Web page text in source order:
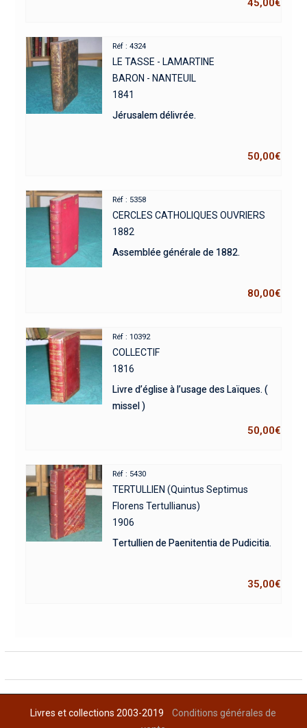
45,00€
Réf : 4324
LE TASSE - LAMARTINE
BARON - NANTEUIL
1841
Jérusalem délivrée.
50,00€
Réf : 5358
CERCLES CATHOLIQUES OUVRIERS
1882
Assemblée générale de 1882.
80,00€
Réf : 10392
COLLECTIF
1816
Livre d’église à l’usage des Laïques. (
missel )
50,00€
Réf : 5430
TERTULLIEN (Quintus Septimus
Florens Tertullianus)
1906
Tertullien de Paenitentia de Pudicitia.
35,00€
Livres et collections 2003-2019Conditions générales de